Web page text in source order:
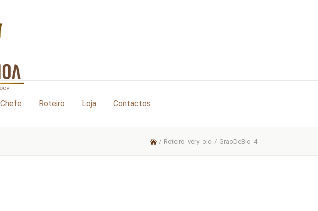
Chefe Roteiro Loja Contactos
/ Roteiro_very_old / GraoDeBio_4